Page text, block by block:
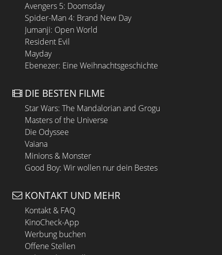
Avengers 5: Doomsday
Spider-Man 4: Brand New Day
Jumanji: Open World
Resident Evil
Mayday
Ebenezer: Eine Weihnachtsgeschichte
DIE BESTEN FILME
Star Wars: The Mandalorian and Grogu
Masters of the Universe
Die Odyssee
Vaiana
Minions & Monster
Good Boy: Wir wollen nur dein Bestes
KONTAKT UND MEHR
Kontakt & FAQ
KinoCheck-App
Werbung buchen
Offene Stellen